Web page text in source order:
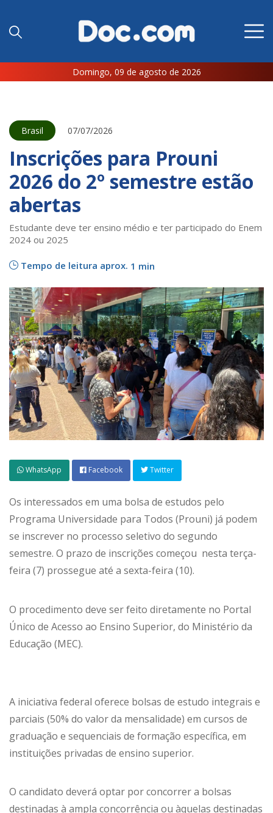
Domingo, 09 de agosto de 2026
Brasil 07/07/2026
Inscrições para Prouni
2026 do 2º semestre estão
abertas
Estudante deve ter ensino médio e ter participado do Enem
2024 ou 2025
Tempo de leitura aprox. 1 min
WhatsApp Facebook Twitter
Os interessados em uma bolsa de estudos pelo
Programa Universidade para Todos (Prouni) já podem
se inscrever no processo seletivo do segundo
semestre. O prazo de inscrições começou nesta terça-
feira (7) prossegue até a sexta-feira (10).
O procedimento deve ser feito diretamente no Portal
Único de Acesso ao Ensino Superior, do Ministério da
Educação (MEC).
A iniciativa federal oferece bolsas de estudo integrais e
parciais (50% do valor da mensalidade) em cursos de
graduação e sequenciais de formação específica, em
instituições privadas de ensino superior.
O candidato deverá optar por concorrer a bolsas
destinadas à ampla concorrência ou àquelas destinadas